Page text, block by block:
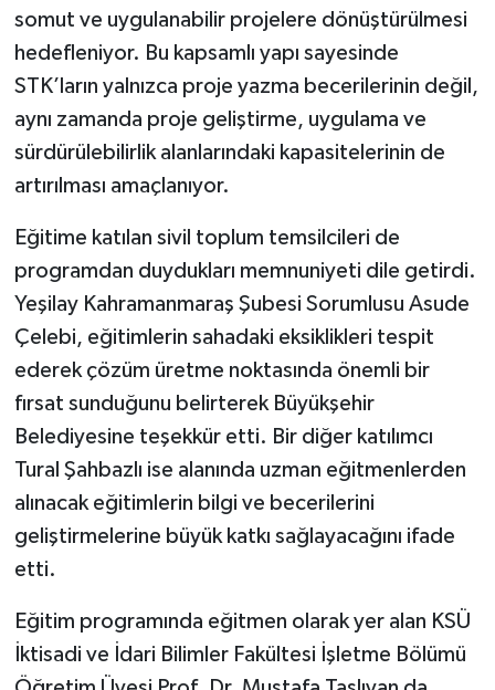
somut ve uygulanabilir projelere dönüştürülmesi
hedefleniyor. Bu kapsamlı yapı sayesinde
STK’ların yalnızca proje yazma becerilerinin değil,
aynı zamanda proje geliştirme, uygulama ve
sürdürülebilirlik alanlarındaki kapasitelerinin de
artırılması amaçlanıyor.
Eğitime katılan sivil toplum temsilcileri de
programdan duydukları memnuniyeti dile getirdi.
Yeşilay Kahramanmaraş Şubesi Sorumlusu Asude
Çelebi, eğitimlerin sahadaki eksiklikleri tespit
ederek çözüm üretme noktasında önemli bir
fırsat sunduğunu belirterek Büyükşehir
Belediyesine teşekkür etti. Bir diğer katılımcı
Tural Şahbazlı ise alanında uzman eğitmenlerden
alınacak eğitimlerin bilgi ve becerilerini
geliştirmelerine büyük katkı sağlayacağını ifade
etti.
Eğitim programında eğitmen olarak yer alan KSÜ
İktisadi ve İdari Bilimler Fakültesi İşletme Bölümü